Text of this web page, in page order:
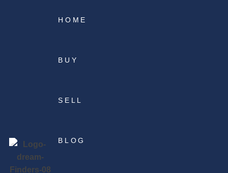
HOME
BUY
SELL
BLOG